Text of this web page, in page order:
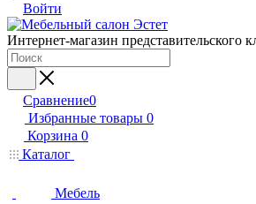
Войти
Интернет-магазин представительского
Сравнение0
Избранные товары 0
Корзина 0
Каталог
Мебель